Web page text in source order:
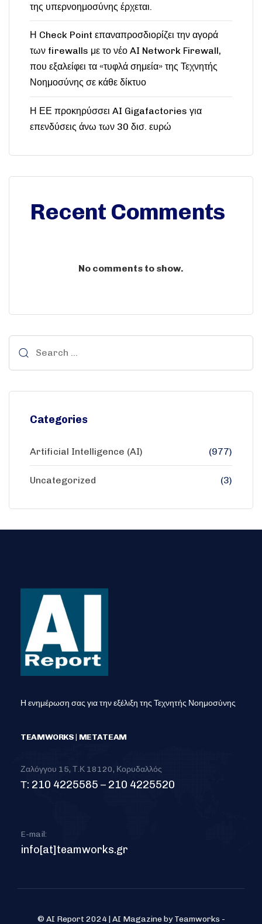
της υπερνοημοσύνης έρχεται.
Η Check Point επαναπροσδιορίζει την αγορά
των firewalls με το νέο AI Network Firewall,
που εξαλείφει τα «τυφλά σημεία» της Τεχνητής
Νοημοσύνης σε κάθε δίκτυο
Η ΕΕ προκηρύσσει AI Gigafactories για
επενδύσεις άνω των 30 δισ. ευρώ
Recent Comments
No comments to show.
Categories
Artificial Intelligence (AI) (977)
Uncategorized (3)
Η ενημέρωση σας για την εξέλιξη της Τεχνητής Νοημοσύνης
TEAMWORKS | METATEAM
Ζαλόγγου 15, Τ.Κ 18120, Κορυδαλλός
Τ: 210 4225585 – 210 4225520
E-mail:
info[at]teamworks.gr
© AI Report 2024 | AI Magazine by Teamworks -